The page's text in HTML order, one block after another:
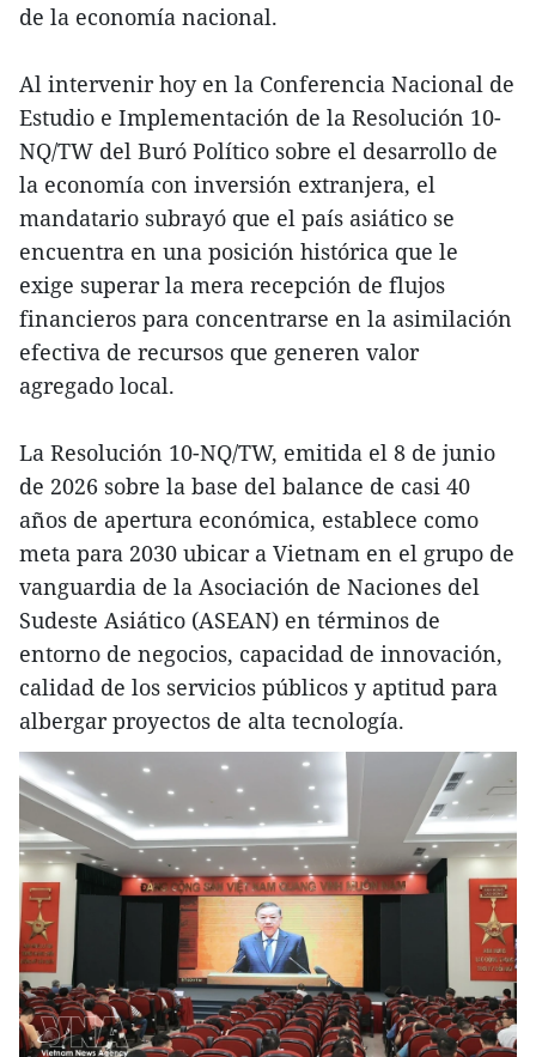
de la economía nacional.
Al intervenir hoy en la Conferencia Nacional de
Estudio e Implementación de la Resolución 10-
NQ/TW del Buró Político sobre el desarrollo de
la economía con inversión extranjera, el
mandatario subrayó que el país asiático se
encuentra en una posición histórica que le
exige superar la mera recepción de flujos
financieros para concentrarse en la asimilación
efectiva de recursos que generen valor
agregado local.
La Resolución 10-NQ/TW, emitida el 8 de junio
de 2026 sobre la base del balance de casi 40
años de apertura económica, establece como
meta para 2030 ubicar a Vietnam en el grupo de
vanguardia de la Asociación de Naciones del
Sudeste Asiático (ASEAN) en términos de
entorno de negocios, capacidad de innovación,
calidad de los servicios públicos y aptitud para
albergar proyectos de alta tecnología.